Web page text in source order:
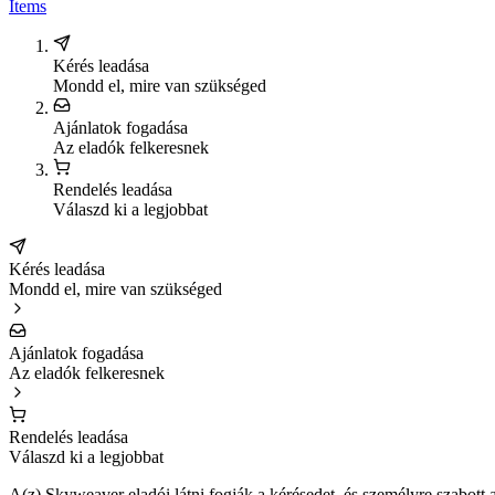
Items
Kérés leadása
Mondd el, mire van szükséged
Ajánlatok fogadása
Az eladók felkeresnek
Rendelés leadása
Válaszd ki a legjobbat
Kérés leadása
Mondd el, mire van szükséged
Ajánlatok fogadása
Az eladók felkeresnek
Rendelés leadása
Válaszd ki a legjobbat